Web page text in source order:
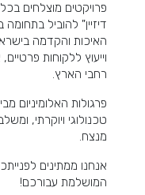
פרויקטים מוצלחים
דיזיין" להוביל
האיכות והקדמה
וייעוץ ללקוחות
רחבי הארץ.
פרגולות האלומיניום
טכנולוגי ויוקרתי,
מנצח.
אנחנו ממתינים
המושלמת עבורכם!